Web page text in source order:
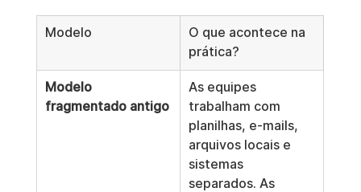
Modelo
O que acontece na
prática?
Modelo
fragmentado antigo
As equipes
trabalham com
planilhas, e-mails,
arquivos locais e
sistemas
separados. As